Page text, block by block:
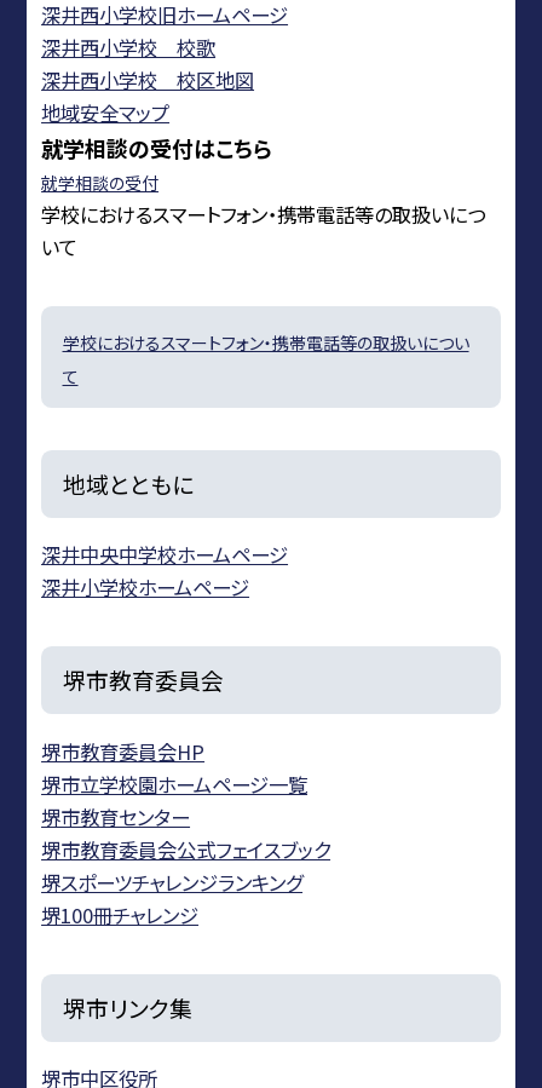
深井西小学校旧ホームページ
深井西小学校 校歌
深井西小学校 校区地図
地域安全マップ
就学相談の受付はこちら
就学相談の受付
学校におけるスマートフォン・携帯電話等の取扱いにつ
いて
学校におけるスマートフォン・携帯電話等の取扱いについ
て
地域とともに
深井中央中学校ホームページ
深井小学校ホームページ
堺市教育委員会
堺市教育委員会HP
堺市立学校園ホームページ一覧
堺市教育センター
堺市教育委員会公式フェイスブック
堺スポーツチャレンジランキング
堺100冊チャレンジ
堺市リンク集
堺市中区役所